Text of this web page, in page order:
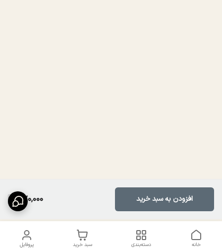
870,000 افزودن به سبد خرید
پروفایل سبد خرید دسته‌بندی خانه